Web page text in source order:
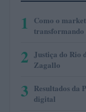
1
Como o
transformando
2
Justiça do Rio
Zagallo
3 Resultados da
digital